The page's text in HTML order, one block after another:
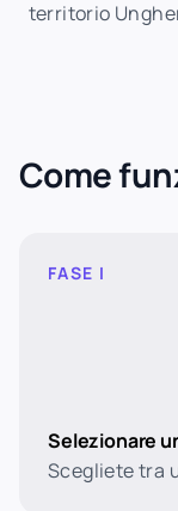
territorio
Come
FASE I
Selezionare
Scegliete tra